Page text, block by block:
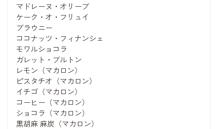
マドレーヌ・オリーブ
ケーク・オ・フリュイ
ブラウニー
ココナッツ・フィナンシェ
モワルショコラ
ガレット・ブルトン
レモン（マカロン）
ピスタチオ（マカロン）
イチゴ（マカロン）
コーヒー（マカロン）
ショコラ（マカロン）
黒胡麻 麻炭（マカロン）